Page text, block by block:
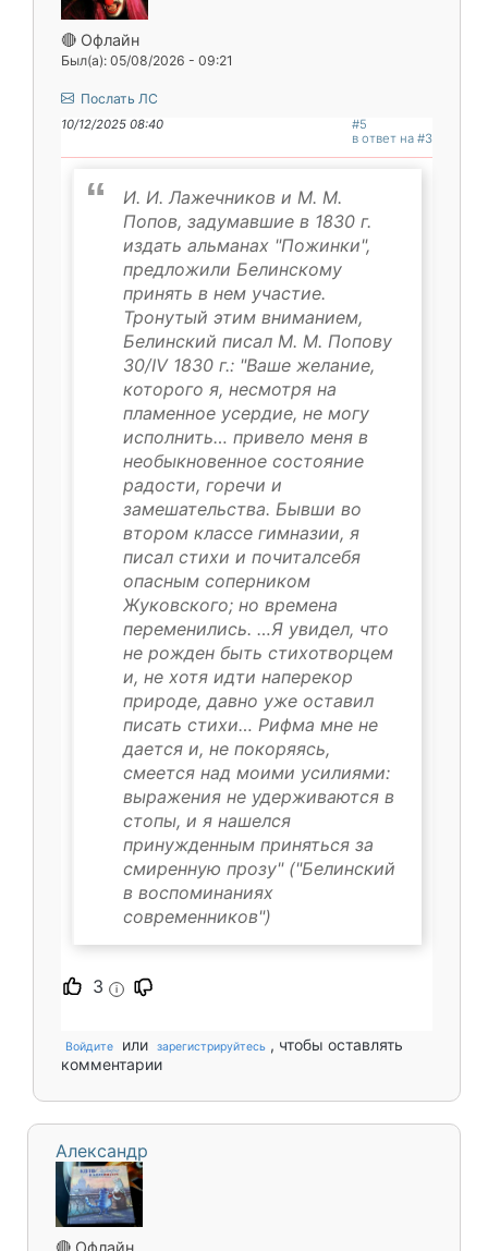
🔴 Офлайн
Был(а): 05/08/2026 - 09:21
Послать ЛС
10/12/2025 08:40
#5
в ответ на #3
И. И. Лажечников и М. М.
Попов, задумавшие в 1830 г.
издать альманах "Пожинки",
предложили Белинскому
принять в нем участие.
Тронутый этим вниманием,
Белинский писал М. М. Попову
30/IV 1830 г.: "Ваше желание,
которого я, несмотря на
пламенное усердие, не могу
исполнить… привело меня в
необыкновенное состояние
радости, горечи и
замешательства. Бывши во
втором классе гимназии, я
писал стихи и почиталсебя
опасным соперником
Жуковского; но времена
переменились. …Я увидел, что
не рожден быть стихотворцем
и, не хотя идти наперекор
природе, давно уже оставил
писать стихи… Рифма мне не
дается и, не покоряясь,
смеется над моими усилиями:
выражения не удерживаются в
стопы, и я нашелся
принужденным приняться за
смиренную прозу" ("Белинский
в воспоминаниях
современников")
3 i
Войдите или зарегистрируйтесь , чтобы оставлять
комментарии
Александр
🔴 Офлайн